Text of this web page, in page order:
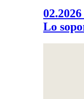
Lo